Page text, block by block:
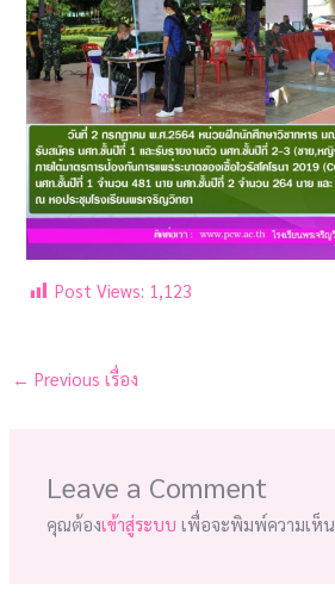
Post Views: 1,123
← Previous เรื่อง
Leave a Comment
คุณต้องเข้าสู่ระบบ เพื่อจะพิมพ์ความเห็น